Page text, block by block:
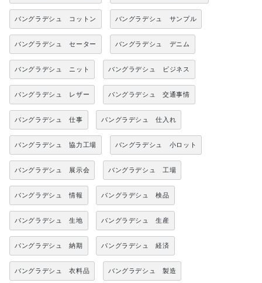
バングラデシュ コットン バングラデシュ サンプル
バングラデシュ セーター バングラデシュ デニム
バングラデシュ ニット バングラデシュ ビジネス
バングラデシュ レザー バングラデシュ 交通事情
バングラデシュ 仕事 バングラデシュ 仕入れ
バングラデシュ 協力工場 バングラデシュ 小ロット
バングラデシュ 展示会 バングラデシュ 工場
バングラデシュ 情報 バングラデシュ 検品
バングラデシュ 生地 バングラデシュ 生産
バングラデシュ 納期 バングラデシュ 経済
バングラデシュ 衣料品 バングラデシュ 製造